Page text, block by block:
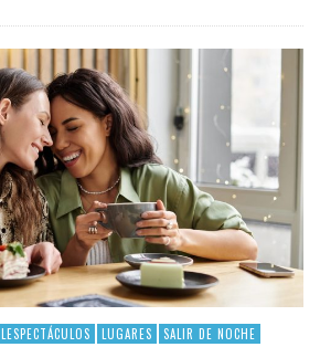
LESPECTÁCULOS LUGARES SALIR DE NOCHE